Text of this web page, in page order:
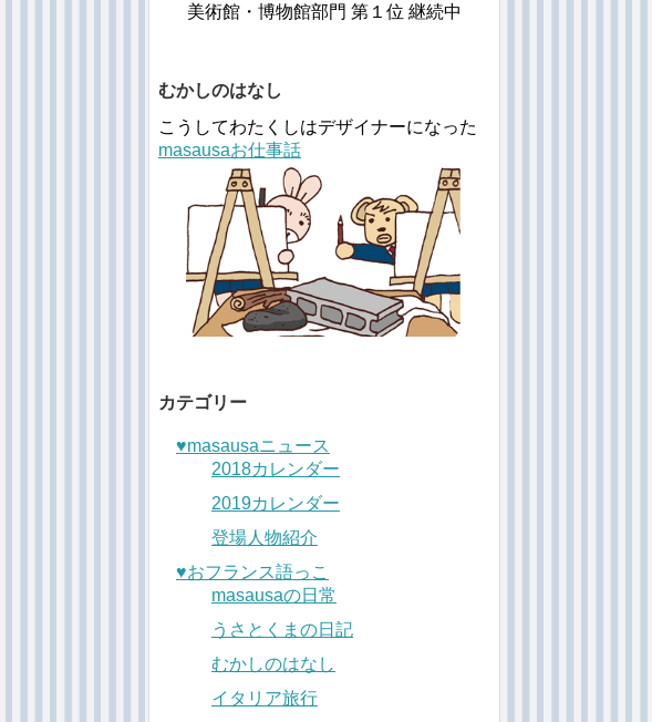
美術館・博物館部門 第１位 継続中
むかしのはなし
こうしてわたくしはデザイナーになった
masausaお仕事話
カテゴリー
♥︎masausaニュース
2018カレンダー
2019カレンダー
登場人物紹介
♥︎おフランス語っこ
masausaの日常
うさとくまの日記
むかしのはなし
イタリア旅行